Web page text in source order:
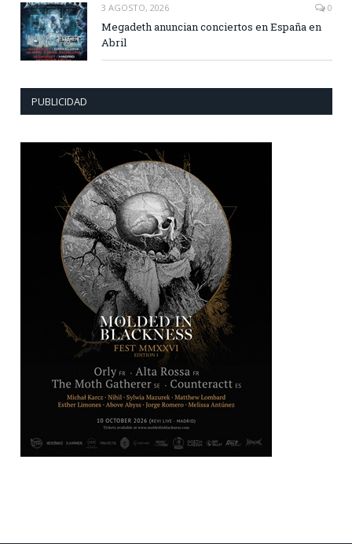
3 AGOSTO, 2026 0
Megadeth anuncian conciertos en España en
Abril
PUBLICIDAD